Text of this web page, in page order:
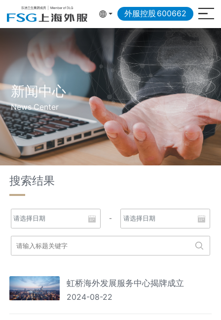
外服控股 600662
新闻中心
News Center
搜索结果
-
虹桥海外发展服务中心揭牌成立
2024-08-22